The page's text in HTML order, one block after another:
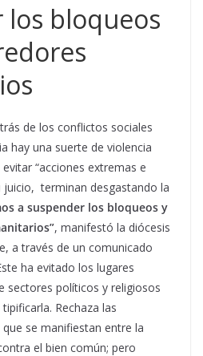
los bloqueos
de los conflictos sociales
hay una suerte de violencia
“acciones extremas e
juicio, terminan desgastando la
a suspender los bloqueos y
, manifestó la diócesis
a través de un comunicado
ha evitado los lugares
sectores políticos y religiosos
Rechaza las
se manifiestan entre la
el bien común; pero